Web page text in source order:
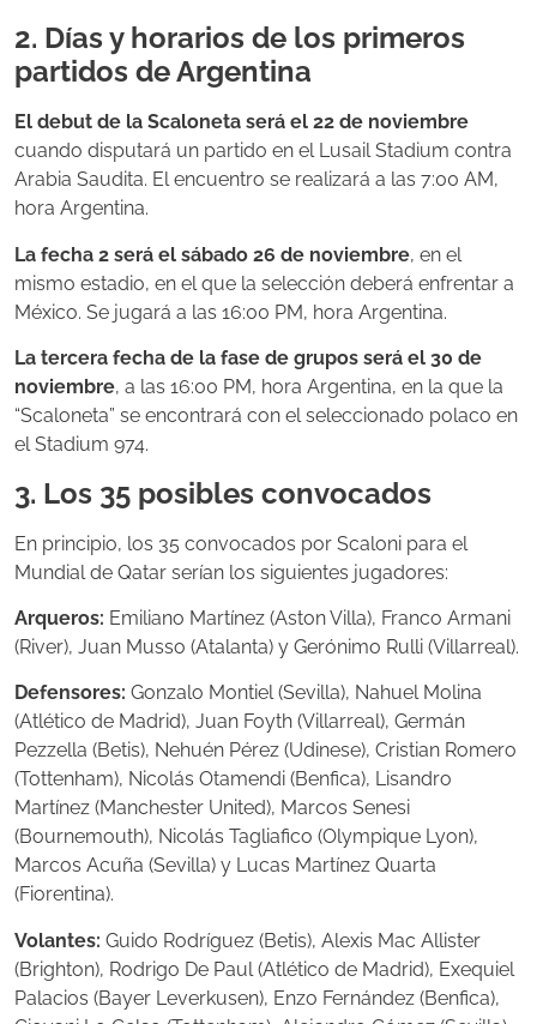
2. Días y horarios de los primeros
partidos de Argentina
El debut de la Scaloneta será el 22 de noviembre
cuando disputará un partido en el Lusail Stadium contra
Arabia Saudita. El encuentro se realizará a las 7:00 AM,
hora Argentina.
La fecha 2 será el sábado 26 de noviembre, en el
mismo estadio, en el que la selección deberá enfrentar a
México. Se jugará a las 16:00 PM, hora Argentina.
La tercera fecha de la fase de grupos será el 30 de
noviembre, a las 16:00 PM, hora Argentina, en la que la
“Scaloneta” se encontrará con el seleccionado polaco en
el Stadium 974.
3. Los 35 posibles convocados
En principio, los 35 convocados por Scaloni para el
Mundial de Qatar serían los siguientes jugadores:
Arqueros: Emiliano Martínez (Aston Villa), Franco Armani
(River), Juan Musso (Atalanta) y Gerónimo Rulli (Villarreal).
Defensores: Gonzalo Montiel (Sevilla), Nahuel Molina
(Atlético de Madrid), Juan Foyth (Villarreal), Germán
Pezzella (Betis), Nehuén Pérez (Udinese), Cristian Romero
(Tottenham), Nicolás Otamendi (Benfica), Lisandro
Martínez (Manchester United), Marcos Senesi
(Bournemouth), Nicolás Tagliafico (Olympique Lyon),
Marcos Acuña (Sevilla) y Lucas Martínez Quarta
(Fiorentina).
Volantes: Guido Rodríguez (Betis), Alexis Mac Allister
(Brighton), Rodrigo De Paul (Atlético de Madrid), Exequiel
Palacios (Bayer Leverkusen), Enzo Fernández (Benfica),